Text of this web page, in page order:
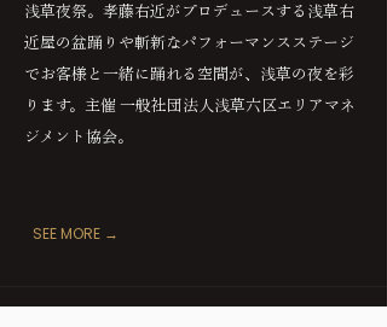
浅草夜祭。孝藤右近がプロデュースする浅草右
近屋の盆踊りや斬新なパフォーマンスステージ
でお客様と一緒に踊れる空間が、浅草の夜を彩
ります。主催 一般社団法人浅草六区エリアマネ
ジメント協会。
SEE MORE →